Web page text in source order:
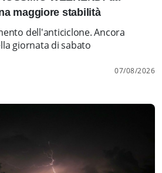
maggiore stabilità
dell'anticiclone. Ancora
giornata di sabato
07/08/2026